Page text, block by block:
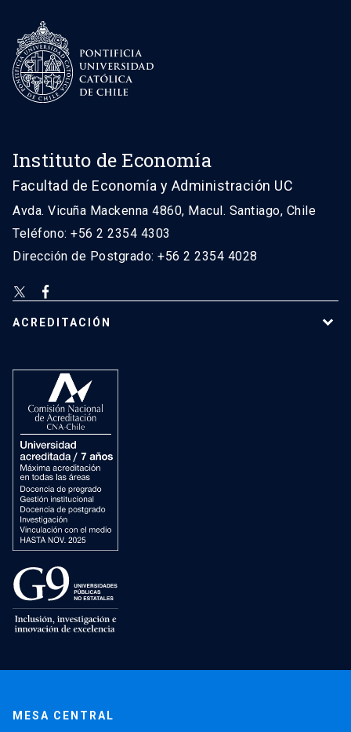
Instituto de Economía
Facultad de Economía y Administración UC
Avda. Vicuña Mackenna 4860, Macul. Santiago, Chile
Teléfono: +56 2 2354 4303
Dirección de Postgrado: +56 2 2354 4028
ACREDITACIÓN
MESA CENTRAL